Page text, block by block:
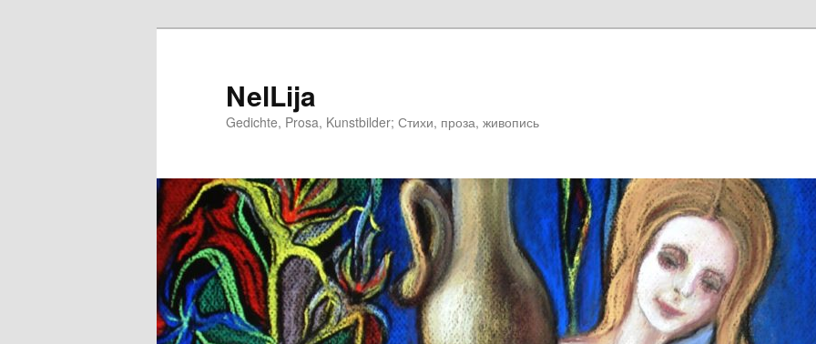
NelLija
Gedichte, Prosa, Kunstbilder; Стихи, проза, живопись